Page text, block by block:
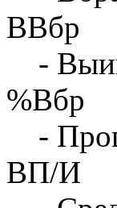
ВВбр
-
%Вбр
-
ВП/И